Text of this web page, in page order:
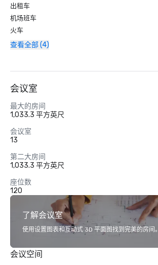
出租车
机场班车
火车
查看全部 (4)
会议室
最大的房间
1,033.3 平方英尺
会议室
13
第二大房间
1,033.3 平方英尺
座位数
120
了解会议室
使用设置图表和互动式 3D 平面图找到完美的房间。
会议空间